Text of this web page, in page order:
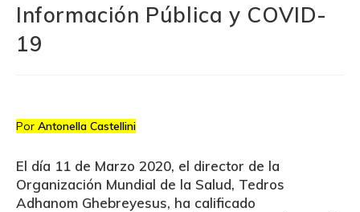
Información Pública y COVID-
19
Por Antonella Castellini
El día 11 de Marzo 2020, el director de la
Organización Mundial de la Salud, Tedros
Adhanom Ghebreyesus, ha calificado